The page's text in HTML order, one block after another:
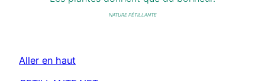
NATURE PÉTILLANTE
Aller en haut